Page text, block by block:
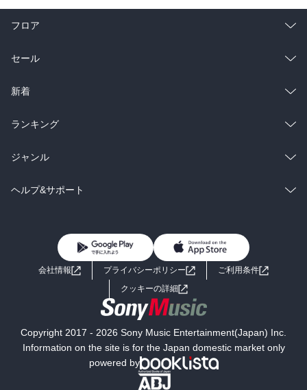
フロア
総合
ラノベ
雑誌・グラビア
BL・TL
セール
総合
ラノベ
雑誌・グラビア
BL・TL
新着
総合
ラノベ
雑誌・グラビア
ランキング
総合
ラノベ
ジャンル
コミック
ライトノベル 男子向けラノベ
小説
海外小説
ミステリー SF
文学
ヘルプ&サポート
よくあるご質問 お問い合わせ
会社情報 プライバシーポリシー
ご利用条件
クッキーの詳細
Copyright 2017 - 2026 Sony Music Entertainment(Japan) Inc.
Information on the site is for the Japan domestic market only
powered by